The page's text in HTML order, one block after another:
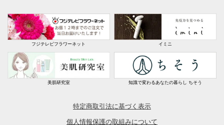
フジテレビフラワーネット イミニ
美肌研究室 知識で変わるあなたの暮らし ちそう
特定商取引法に基づく表示
個人情報保護の取組みについて